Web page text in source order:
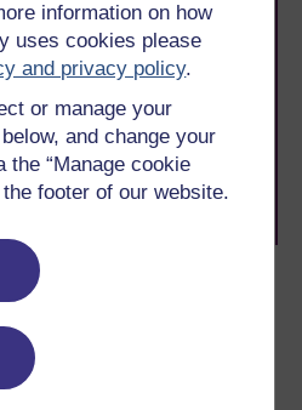
information on how
uses cookies please
and privacy policy.
or manage your
and change your
the “Manage cookie
footer of our website.
Open
Dewch i astudio gyda
thros 2 filiwn o fyfyrwyr sydd
a phersonol gyda’r